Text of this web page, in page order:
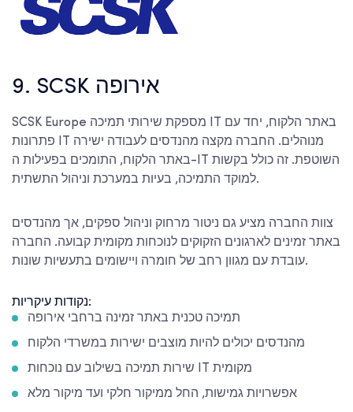
9. SCSK אירופה
SCSK Europe מספקת שירותי תמיכה IT באתר הלקוח, יחד עם
פתרונות IT מנוהלים. החברה מקצה מהנדסים לעבודה ישירה
באתר הלקוח, התומכים בפעילות ה-IT השוטפת. זה כולל בקשות
למוקד התמיכה, בעיות במערכת וניהול התשתית.
צוות החברה מציע גם ניטור מרחוק וניהול ספקים, אך מהנדסים
באתר זמינים לארגונים הזקוקים לנוכחות מקומית קבועה. החברה
עובדת עם מגוון רחב של חומרה ויישומים בתעשיות שונות.
נקודות עיקריות:
תמיכה טכנית באתר זמינה ברחבי אירופה
מהנדסים יכולים להיות מוצבים ישירות במשרדי הלקוח
שירות תמיכה בשילוב עם נוכחות IT מקומית
אפשרויות גמישות, החל ממיקור חלקי ועד מיקור מלא